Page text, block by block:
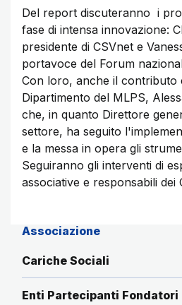
Del report discuteranno i
fase di intensa innovazione:
presidente di CSVnet e
portavoce del Forum
Con loro, anche il contributo
Dipartimento del MLPS,
che, in quanto Direttore
settore, ha seguito
e la messa in opera gli
Seguiranno gli interventi di
associative e responsabili dei
Associazione
Cariche Sociali
Enti Partecipanti Fondatori